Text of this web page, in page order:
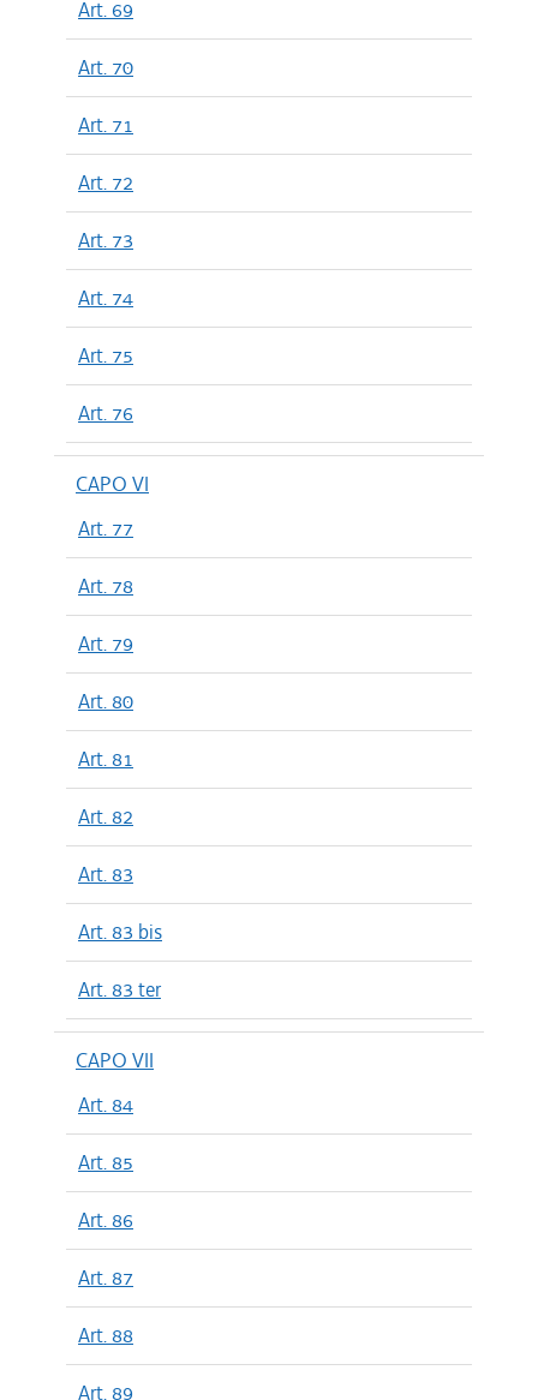
Art. 69
Art. 70
Art. 71
Art. 72
Art. 73
Art. 74
Art. 75
Art. 76
CAPO VI
Art. 77
Art. 78
Art. 79
Art. 80
Art. 81
Art. 82
Art. 83
Art. 83 bis
Art. 83 ter
CAPO VII
Art. 84
Art. 85
Art. 86
Art. 87
Art. 88
Art. 89